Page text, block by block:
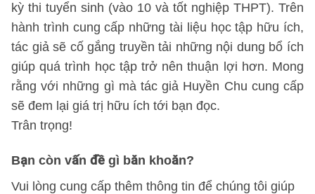
kỳ thi tuyển sinh (vào 10 và tốt nghiệp THPT). Trên
hành trình cung cấp những tài liệu học tập hữu ích,
tác giả sẽ cố gắng truyền tải những nội dung bổ ích
giúp quá trình học tập trở nên thuận lợi hơn. Mong
rằng với những gì mà tác giả Huyền Chu cung cấp
sẽ đem lại giá trị hữu ích tới bạn đọc.
Trân trọng!
Bạn còn vấn đề gì băn khoăn?
Vui lòng cung cấp thêm thông tin để chúng tôi giúp